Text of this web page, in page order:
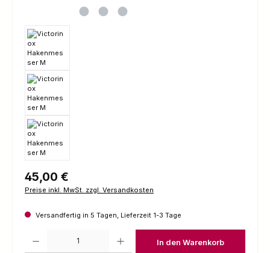
Regulärer Preis:
45,00 €
Preise inkl. MwSt. zzgl. Versandkosten
Versandfertig in 5 Tagen, Lieferzeit 1-3 Tage
In den Warenkorb